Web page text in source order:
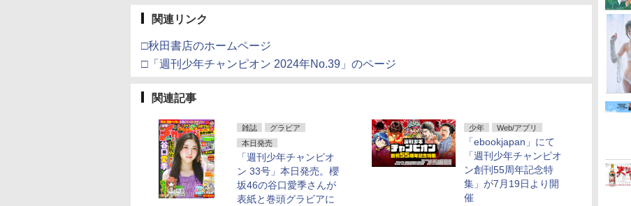
関連リンク
□秋田書店のホームページ
□「週刊少年チャンピオン 2024年No.39」のページ
関連記事
雑誌
グラビア
本日発売
「週刊少年チャンピオ
ン 33号」本日発売。櫻
坂46の谷口愛季さんが
表紙と巻頭グラビアに
少年 Web/アプリ
「ebookjapan」にて
「週刊少年チャンピオ
ン創刊55周年記念特
集」が7月19日より開
催